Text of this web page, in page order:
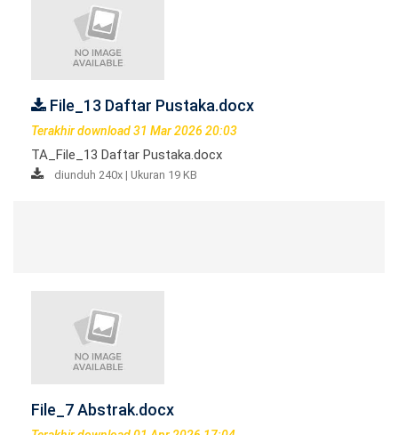
File_13 Daftar Pustaka.docx
Terakhir download 31 Mar 2026 20:03
TA_File_13 Daftar Pustaka.docx
diunduh 240x | Ukuran 19 KB
File_7 Abstrak.docx